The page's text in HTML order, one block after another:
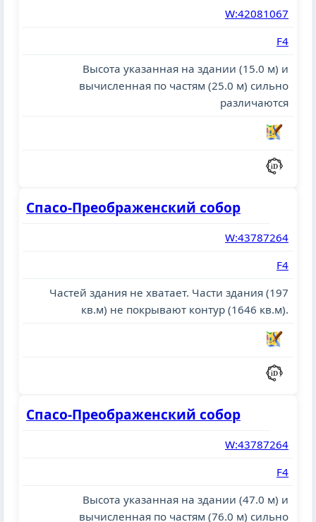
W:42081067
F4
Высота указанная на здании (15.0 м) и
вычисленная по частям (25.0 м) сильно
различаются
Спасо-Преображенский собор
W:43787264
F4
Частей здания не хватает. Части здания (197
кв.м) не покрывают контур (1646 кв.м).
Спасо-Преображенский собор
W:43787264
F4
Высота указанная на здании (47.0 м) и
вычисленная по частям (76.0 м) сильно